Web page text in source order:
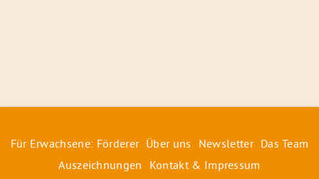
Für Erwachsene: Förderer Über uns Newsletter Das Team
Auszeichnungen
Kontakt & Impressum